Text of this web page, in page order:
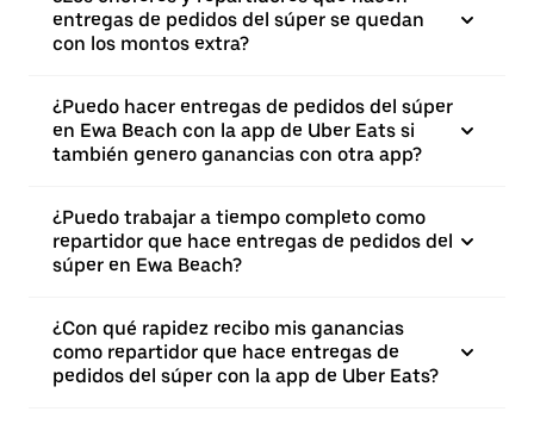
entregas de pedidos del súper se quedan
con los montos extra?
¿Puedo hacer entregas de pedidos del súper
en Ewa Beach con la app de Uber Eats si
también genero ganancias con otra app?
¿Puedo trabajar a tiempo completo como
repartidor que hace entregas de pedidos del
súper en Ewa Beach?
¿Con qué rapidez recibo mis ganancias
como repartidor que hace entregas de
pedidos del súper con la app de Uber Eats?